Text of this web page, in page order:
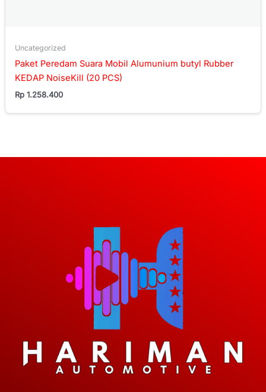
Uncategorized
Paket Peredam Suara Mobil Alumunium butyl Rubber
KEDAP NoiseKill (20 PCS)
Rp 1.258.400